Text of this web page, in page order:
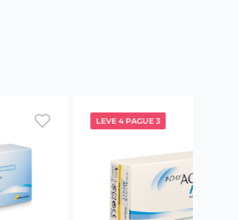
LEVE 4 PAGUE 3